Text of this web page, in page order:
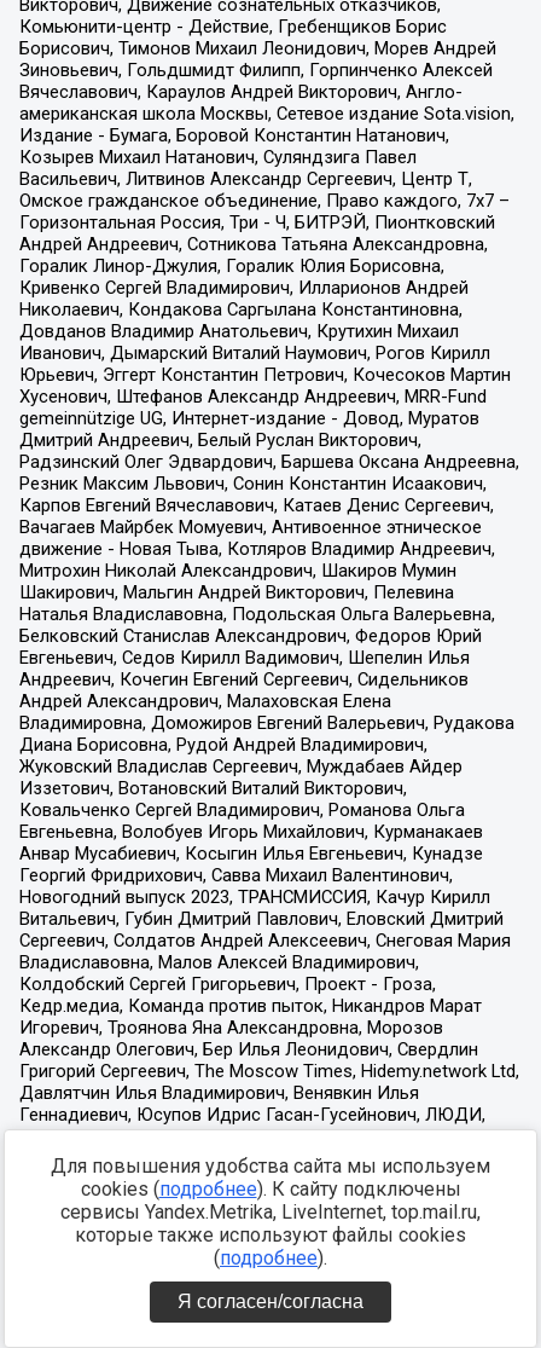
Для повышения удобства сайта мы используем
cookies (подробнее). К сайту подключены
сервисы Yandex.Metrika, LiveInternet, top.mail.ru,
которые также используют файлы cookies
(подробнее).
Я согласен/согласна